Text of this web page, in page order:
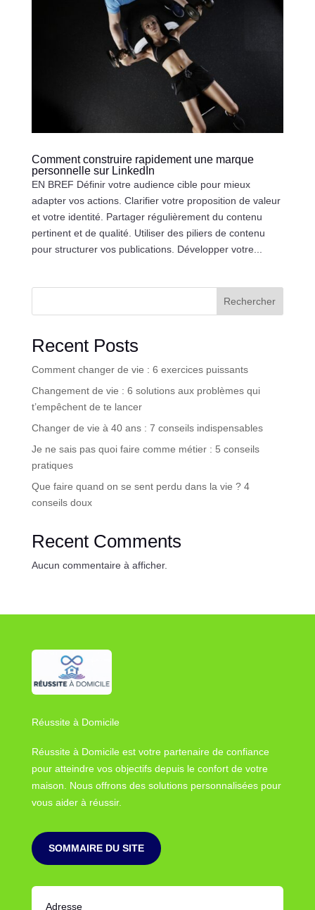
Comment construire rapidement une marque
personnelle sur LinkedIn
EN BREF Définir votre audience cible pour mieux
adapter vos actions. Clarifier votre proposition de valeur
et votre identité. Partager régulièrement du contenu
pertinent et de qualité. Utiliser des piliers de contenu
pour structurer vos publications. Développer votre...
Rechercher
Recent Posts
Comment changer de vie : 6 exercices puissants
Changement de vie : 6 solutions aux problèmes qui
t’empêchent de te lancer
Changer de vie à 40 ans : 7 conseils indispensables
Je ne sais pas quoi faire comme métier : 5 conseils
pratiques
Que faire quand on se sent perdu dans la vie ? 4
conseils doux
Recent Comments
Aucun commentaire à afficher.
Réussite à Domicile
Réussite à Domicile est votre partenaire de confiance
pour atteindre vos objectifs depuis le confort de votre
maison. Nous offrons des solutions personnalisées pour
vous aider à réussir.
SOMMAIRE DU SITE
Adresse